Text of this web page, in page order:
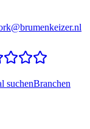
suchenBranchen